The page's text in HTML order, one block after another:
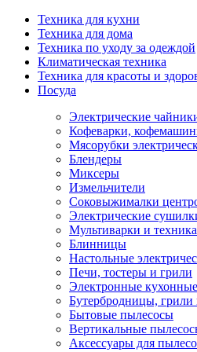
Техника для кухни
Техника для дома
Техника по уходу за одеждой
Климатическая техника
Техника для красоты и
Посуда
Электрические
Кофеварки,
Мясорубки
Блендеры
Миксеры
Измельчители
Соковыжималки
Электрические
Мультиварки и
Блинницы
Настольные
Печи, тостеры и грили
Электронные
Бутербродницы,
Бытовые пылесосы
Вертикальные
Аксессуары для